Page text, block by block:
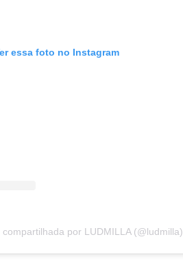
essa foto no Instagram
por LUDMILLA (@ludmilla)